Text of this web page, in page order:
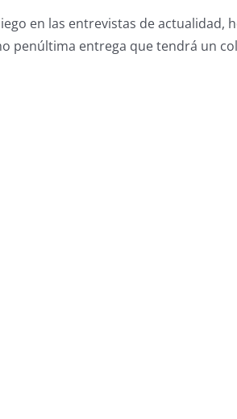
en las entrevistas de actualidad,
penúltima entrega que tendrá un